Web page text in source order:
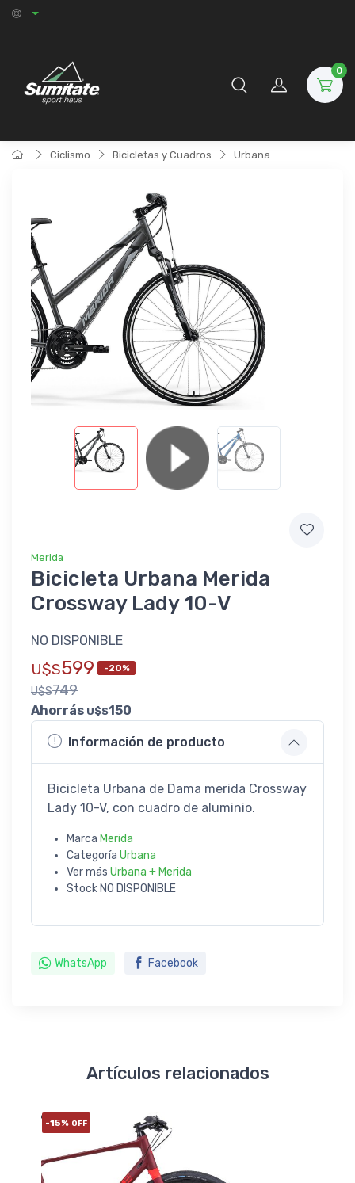
0
Ciclismo Bicicletas y Cuadros Urbana
Merida
Bicicleta Urbana Merida
Crossway Lady 10-V
NO DISPONIBLE
U$S599 -20%
U$S749
Ahorrás U$S150
Información de producto
Bicicleta Urbana de Dama merida Crossway
Lady 10-V, con cuadro de aluminio.
Marca Merida
Categoría Urbana
Ver más Urbana + Merida
Stock NO DISPONIBLE
WhatsApp Facebook
Artículos relacionados
-15% OFF